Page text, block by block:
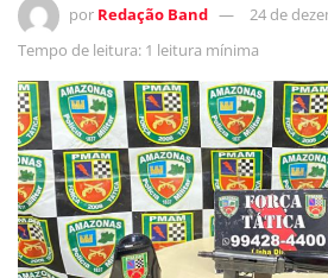
por Redação Band
24 de
Tempo de leitura: 1 leitura mínima